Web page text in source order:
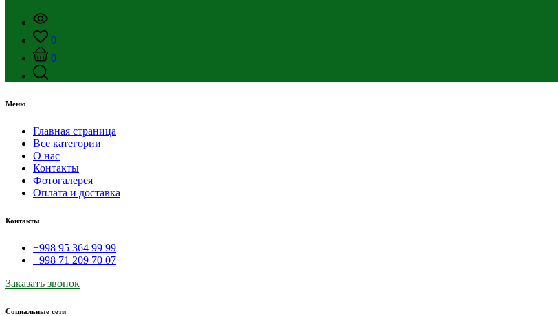
0
0
Меню
Главная страница
Все категории
О нас
Контакты
Фотогалерея
Оплата и доставка
Контакты
+998 95 364 99 99
+998 71 209 70 07
Заказать звонок
Социальные сети